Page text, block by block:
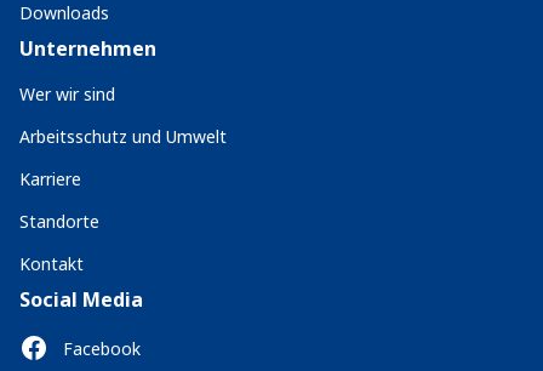
Downloads
Unternehmen
Wer wir sind
Arbeitsschutz und Umwelt
Karriere
Standorte
Kontakt
Social Media
Facebook